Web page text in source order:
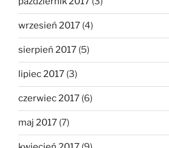
wrzesień 2017 (4)
sierpień 2017 (5)
lipiec 2017 (3)
czerwiec 2017 (6)
maj 2017 (7)